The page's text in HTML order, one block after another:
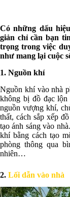
Có những dấu
giản chỉ cần bạn
trọng trong việc
như mang lại cuộc
1. Nguồn khí
Nguồn khí vào nhà
không bị đồ đạc
nguồn vượng khí,
thất, cách sắp xếp
tạo ánh sáng vào
khí bằng cách tạo
phòng thông qua
nhiên…
2. Lối dẫn vào nhà